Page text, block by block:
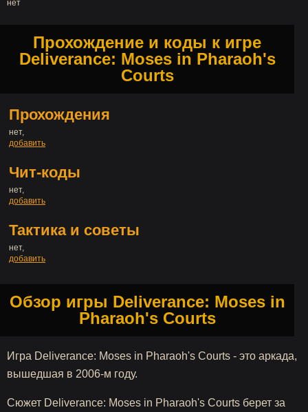
нет
Прохождение и коды к игре
Deliverance: Moses in Pharaoh's
Courts
Прохождения
нет,
добавить
Чит-коды
нет,
добавить
Тактика и советы
нет,
добавить
Обзор игры Deliverance: Moses in
Pharaoh's Courts
Игра Deliverance: Moses in Pharaoh's Courts - это аркада,
вышедшая в 2006-м году.
Сюжет Deliverance: Moses in Pharaoh's Courts берет за